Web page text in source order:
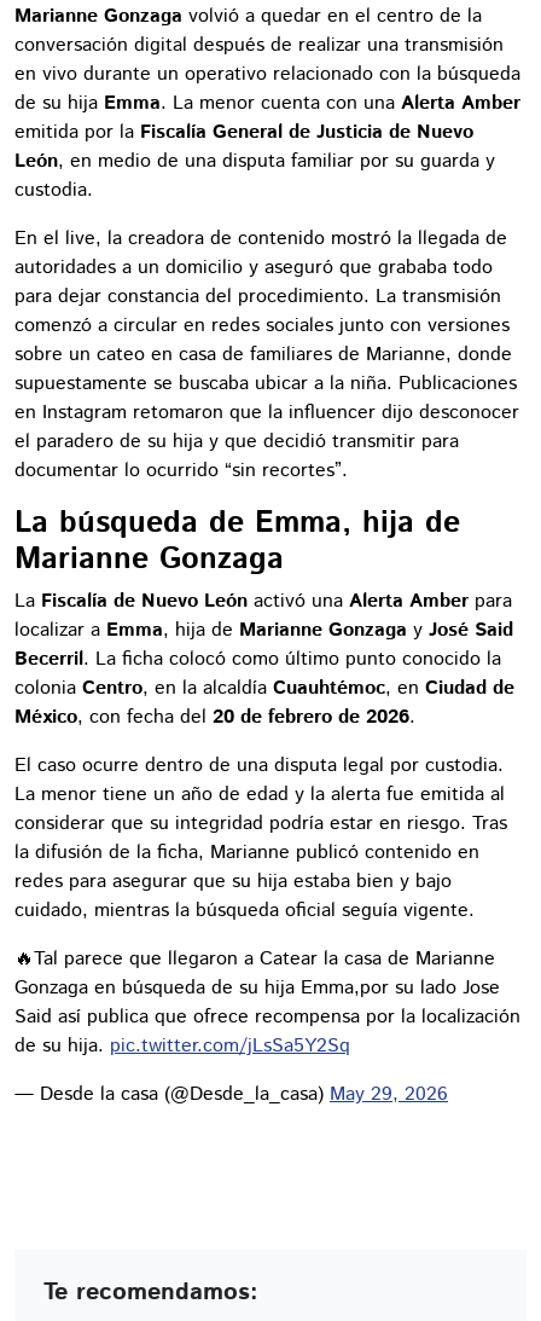
Marianne Gonzaga volvió a quedar en el centro de la
conversación digital después de realizar una transmisión
en vivo durante un operativo relacionado con la búsqueda
de su hija Emma. La menor cuenta con una Alerta Amber
emitida por la Fiscalía General de Justicia de Nuevo
León, en medio de una disputa familiar por su guarda y
custodia.
En el live, la creadora de contenido mostró la llegada de
autoridades a un domicilio y aseguró que grababa todo
para dejar constancia del procedimiento. La transmisión
comenzó a circular en redes sociales junto con versiones
sobre un cateo en casa de familiares de Marianne, donde
supuestamente se buscaba ubicar a la niña. Publicaciones
en Instagram retomaron que la influencer dijo desconocer
el paradero de su hija y que decidió transmitir para
documentar lo ocurrido “sin recortes”.
La búsqueda de Emma, hija de
Marianne Gonzaga
La Fiscalía de Nuevo León activó una Alerta Amber para
localizar a Emma, hija de Marianne Gonzaga y José Said
Becerril. La ficha colocó como último punto conocido la
colonia Centro, en la alcaldía Cuauhtémoc, en Ciudad de
México, con fecha del 20 de febrero de 2026.
El caso ocurre dentro de una disputa legal por custodia.
La menor tiene un año de edad y la alerta fue emitida al
considerar que su integridad podría estar en riesgo. Tras
la difusión de la ficha, Marianne publicó contenido en
redes para asegurar que su hija estaba bien y bajo
cuidado, mientras la búsqueda oficial seguía vigente.
🔥Tal parece que llegaron a Catear la casa de Marianne
Gonzaga en búsqueda de su hija Emma,por su lado Jose
Said así publica que ofrece recompensa por la localización
de su hija. pic.twitter.com/jLsSa5Y2Sq
— Desde la casa (@Desde_la_casa) May 29, 2026
Te recomendamos: